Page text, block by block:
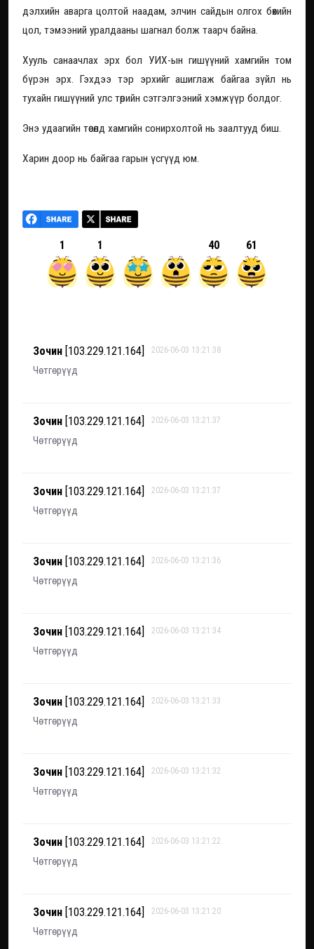
дэлхийн аварга цолтой наадам, элчин сайдын олгох бөхийн
цол, тэмээний уралдааны шагнал болж таарч байна.
Хууль санаачлах эрх бол УИХ-ын гишүүний хамгийн том
бүрэн эрх. Гэхдээ тэр эрхийг ашиглаж байгаа зүйл нь
тухайн гишүүний улс төрийн сэтгэлгээний хэмжүүр болдог.
Энэ удаагийн төсөлд хамгийн сонирхолтой нь заалтууд биш.
Харин доор нь байгаа гарын үсгүүд юм.
1 1 40 61
Зочин [103.229.121.164] 2026-06-03 13:21:38
Чөтгөрүүд
Зочин [103.229.121.164] 2026-06-03 13:21:37
Чөтгөрүүд
Зочин [103.229.121.164] 2026-06-03 13:21:37
Чөтгөрүүд
Зочин [103.229.121.164] 2026-06-03 13:21:36
Чөтгөрүүд
Зочин [103.229.121.164] 2026-06-03 13:21:34
Чөтгөрүүд
Зочин [103.229.121.164] 2026-06-03 13:21:33
Чөтгөрүүд
Зочин [103.229.121.164] 2026-06-03 13:21:32
Чөтгөрүүд
Зочин [103.229.121.164] 2026-06-03 13:21:22
Чөтгөрүүд
Зочин [103.229.121.164] 2026-06-03 13:21:20
Чөтгөрүүд